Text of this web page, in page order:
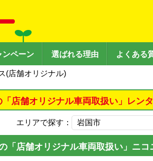
ンペーン 選ばれる理由 よくある
(店舗オリジナル)
「店舗オリジナル車両取扱い」レン
エリアで探す：
「店舗オリジナル車両取扱い」ニ